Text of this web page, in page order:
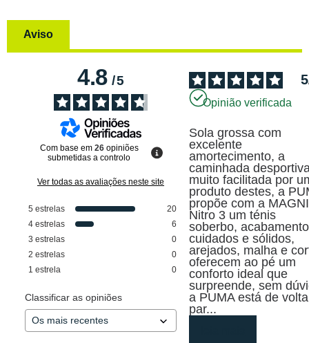
Aviso
4.8/5
Com base em 26 opiniões
submetidas a controlo
Ver todas as avaliações neste site
5 estrelas
20
4 estrelas
6
3 estrelas
0
2 estrelas
0
1 estrela 0
Classificar as opiniões
5
Opinião verificada
Sola grossa com
excelente
amortecimento, a
caminhada
muito facilitada por
produto destes, a
propõe com a
Nitro 3 um ténis
soberbo,
cuidados e sólidos,
arejados, malha e
oferecem ao pé um
conforto ideal que
surpreende, sem
a PUMA está de volta
par...